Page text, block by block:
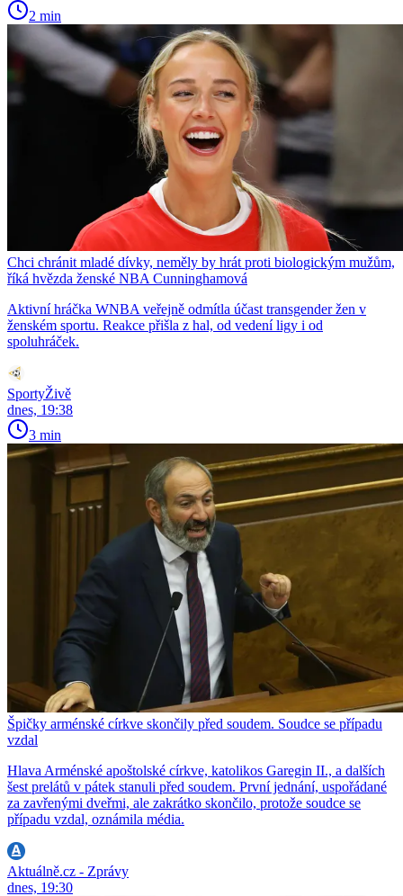
2 min
Chci chránit mladé dívky, neměly by hrát proti biologickým mužům,
říká hvězda ženské NBA Cunninghamová
Aktivní hráčka WNBA veřejně odmítla účast transgender žen v
ženském sportu. Reakce přišla z hal, od vedení ligy i od
spoluhráček.
SportyŽivě
dnes, 19:38
3 min
Špičky arménské církve skončily před soudem. Soudce se případu
vzdal
Hlava Arménské apoštolské církve, katolikos Garegin II., a dalších
šest prelátů v pátek stanuli před soudem. První jednání, uspořádané
za zavřenými dveřmi, ale zakrátko skončilo, protože soudce se
případu vzdal, oznámila média.
Aktuálně.cz - Zprávy
dnes, 19:30